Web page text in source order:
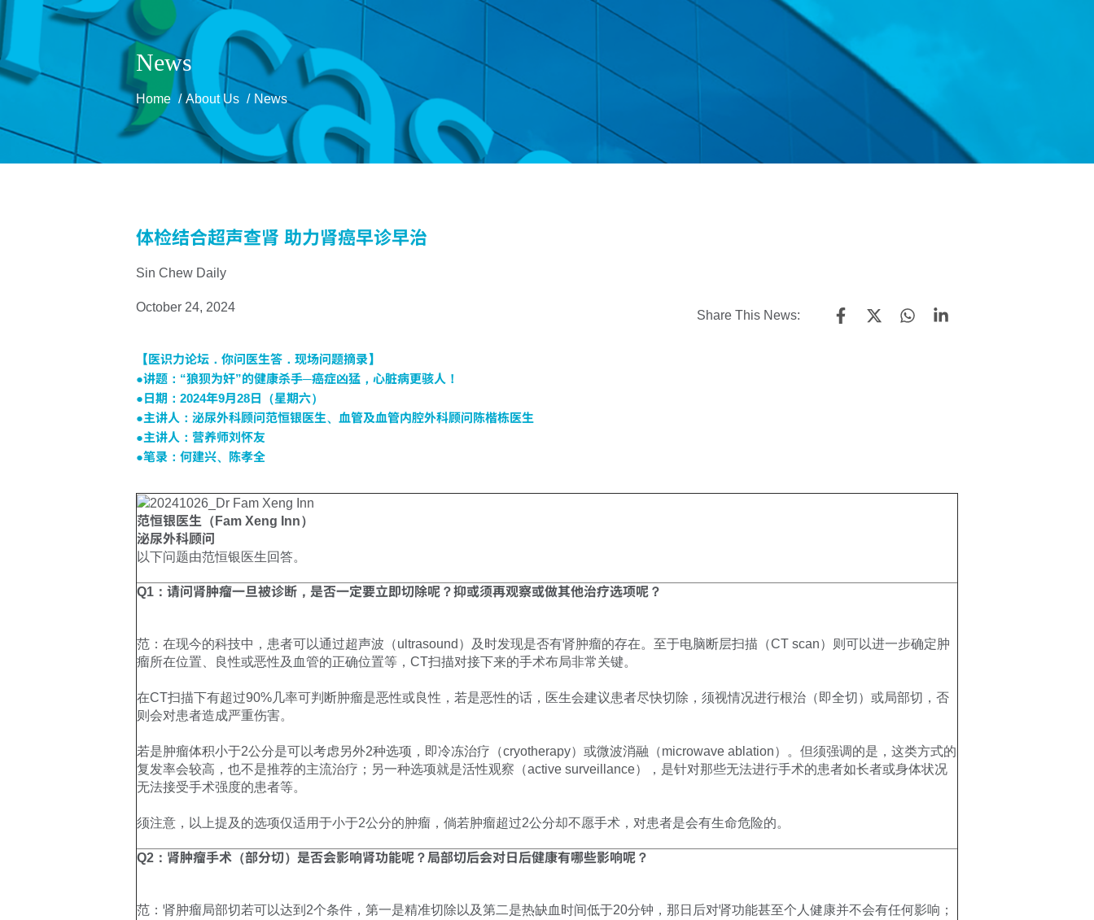
News
Home About Us News
体检结合超声查肾 助力肾癌早诊早治
Sin Chew Daily
October 24, 2024
Share This News:
【医识力论坛．你问医生答．现场问题摘录】
●讲题： “狼狈为奸”的健康杀手─癌症凶猛，心脏病更骇人！
●日期： 2024年9月28日（星期六）
●主讲人： 泌尿外科顾问范恒银医生、血管及血管内腔外科顾问陈楷栋医生
●主讲人： 营养师刘怀友
●笔录： 何建兴、陈孝全
范恒银医生（Fam Xeng Inn）
泌尿外科顾问
以下问题由范恒银医生回答。
Q1：请问肾肿瘤一旦被诊断，是否一定要立即切除呢？抑或须再观察或做其他治疗选项呢？
范：在现今的科技中，患者可以通过超声波（ultrasound）及时发现是否有肾肿瘤的存在。至于电脑断层扫描（CT scan）则可以进一步确定肿
瘤所在位置、良性或恶性及血管的正确位置等，CT扫描对接下来的手术布局非常关键。
在CT扫描下有超过90%几率可判断肿瘤是恶性或良性，若是恶性的话，医生会建议患者尽快切除，须视情况进行根治（即全切）或局部切，否
则会对患者造成严重伤害。
若是肿瘤体积小于2公分是可以考虑另外2种选项，即冷冻治疗（cryotherapy）或微波消融（microwave ablation）。但须强调的是，这类方式的
复发率会较高，也不是推荐的主流治疗；另一种选项就是活性观察（active surveillance），是针对那些无法进行手术的患者如长者或身体状况
无法接受手术强度的患者等。
须注意，以上提及的选项仅适用于小于2公分的肿瘤，倘若肿瘤超过2公分却不愿手术，对患者是会有生命危险的。
Q2：肾肿瘤手术（部分切）是否会影响肾功能呢？局部切后会对日后健康有哪些影响呢？
范：肾肿瘤局部切若可以达到2个条件，第一是精准切除以及第二是热缺血时间低于20分钟，那日后对肾功能甚至个人健康并不会有任何影响；